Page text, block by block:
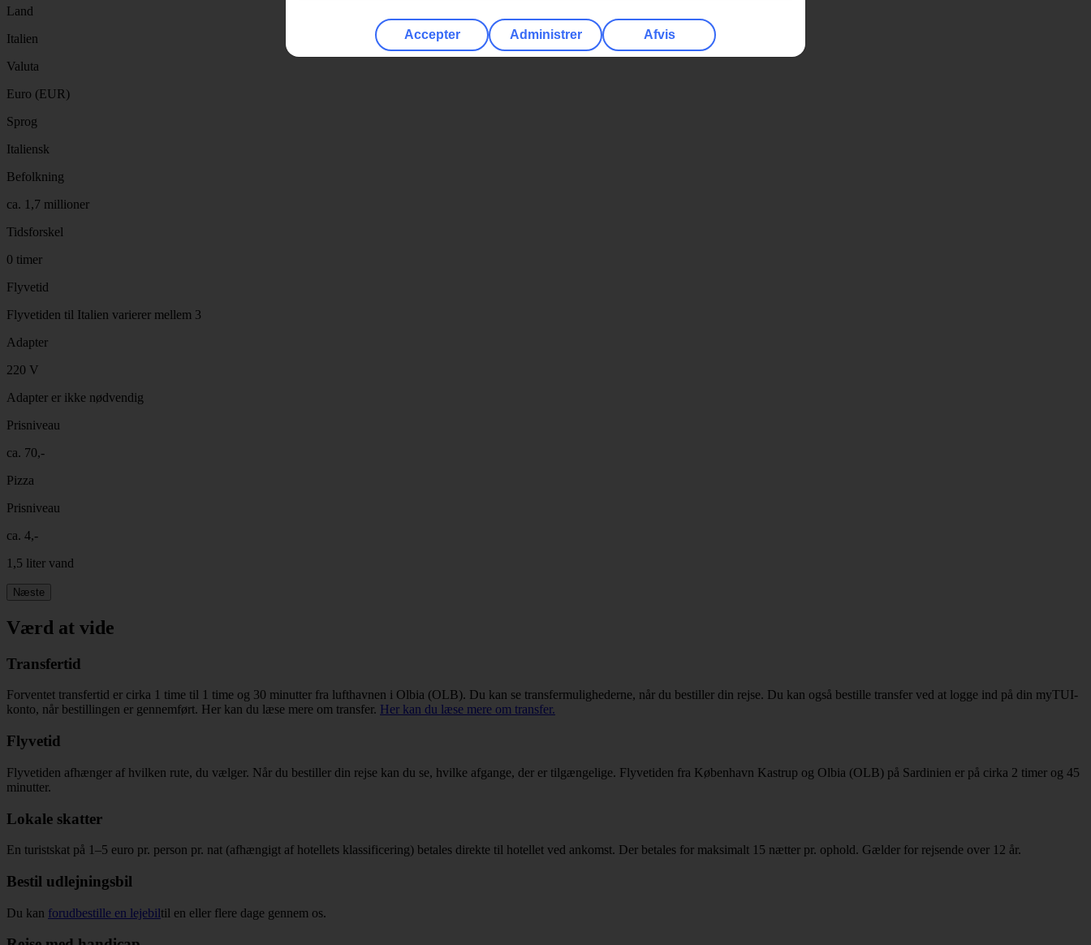
Land
Italien
Valuta
Euro (EUR)
Sprog
Italiensk
Befolkning
ca. 1,7 millioner
Tidsforskel
0 timer
Flyvetid
Flyvetiden til Italien varierer mellem 3
Adapter
220 V
Adapter er ikke nødvendig
Prisniveau
ca. 70,-
Pizza
Prisniveau
ca. 4,-
1,5 liter vand
Næste
Værd at vide
Transfertid
Forventet transfertid er cirka 1 time til 1 time og 30 minutter fra lufthavnen i Olbia (OLB). Du kan se transfermulighederne, når du bestiller din rejse. Du kan også bestille transfer ved at logge ind på din myTUI-
konto, når bestillingen er gennemført. Her kan du læse mere om transfer. Her kan du læse mere om transfer.
Flyvetid
Flyvetiden afhænger af hvilken rute, du vælger. Når du bestiller din rejse kan du se, hvilke afgange, der er tilgængelige. Flyvetiden fra København Kastrup og Olbia (OLB) på Sardinien er på cirka 2 timer og 45
minutter.
Lokale skatter
En turistskat på 1–5 euro pr. person pr. nat (afhængigt af hotellets klassificering) betales direkte til hotellet ved ankomst. Der betales for maksimalt 15 nætter pr. ophold. Gælder for rejsende over 12 år.
Bestil udlejningsbil
Du kan forudbestille en lejebiltil en eller flere dage gennem os.
Accepter Administrer Afvis